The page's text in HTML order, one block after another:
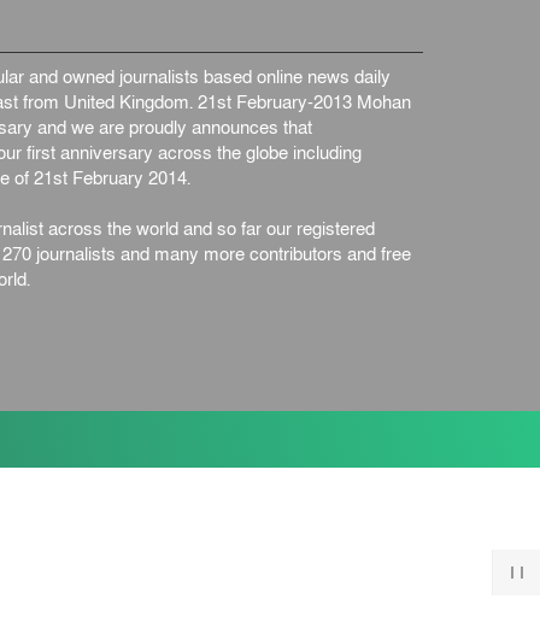
and owned journalists based online news daily
from United Kingdom. 21st February-2013 Mohan
and we are proudly announces that
first anniversary across the globe including
of 21st February 2014.
across the world and so far our registered
journalists and many more contributors and free